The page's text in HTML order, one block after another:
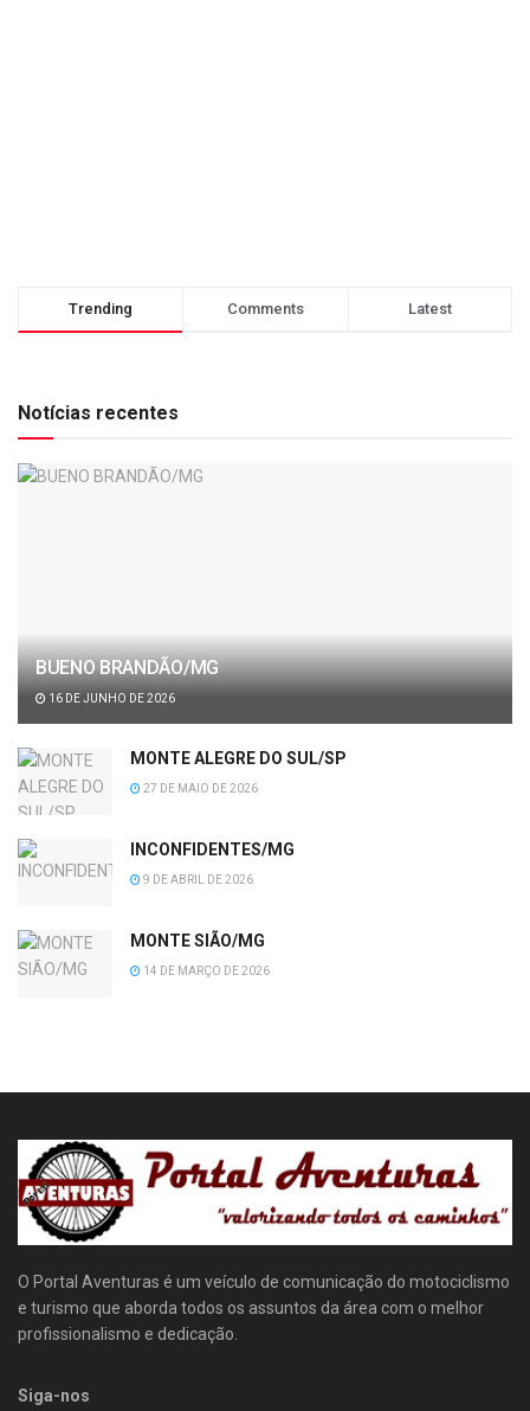
Trending Comments Latest
Notícias recentes
BUENO BRANDÃO/MG
16 DE JUNHO DE 2026
MONTE ALEGRE DO SUL/SP
27 DE MAIO DE 2026
INCONFIDENTES/MG
9 DE ABRIL DE 2026
MONTE SIÃO/MG
14 DE MARÇO DE 2026
O Portal Aventuras é um veículo de comunicação do motociclismo
e turismo que aborda todos os assuntos da área com o melhor
profissionalismo e dedicação.
Siga-nos